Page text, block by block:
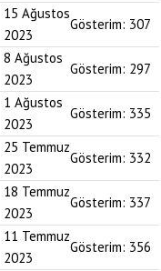
15 Ağustos
2023
Gösterim: 307
8 Ağustos
2023
Gösterim: 297
1 Ağustos
2023
Gösterim: 335
25 Temmuz
2023
Gösterim: 332
18 Temmuz
2023
Gösterim: 337
11 Temmuz
2023
Gösterim: 356